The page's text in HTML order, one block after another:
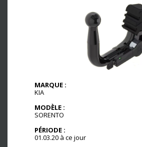
MARQUE :
KIA
MODÈLE :
SORENTO
PÉRIODE :
01.03.20 à ce jour